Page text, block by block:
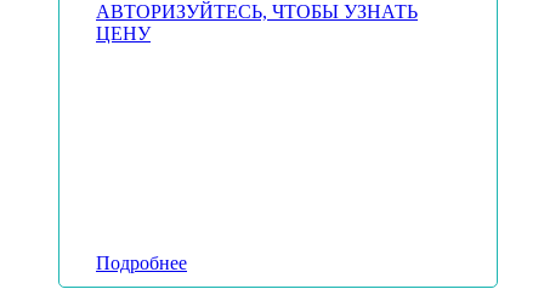
АВТОРИЗУЙТЕСЬ, ЧТОБЫ УЗНАТЬ
ЦЕНУ
Подробнее